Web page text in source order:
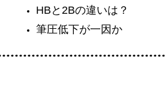
HBと2Bの違いは？
筆圧低下が一因か